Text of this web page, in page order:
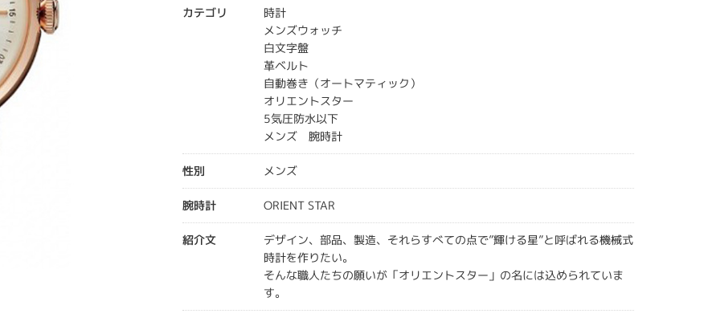
カテゴリ
時計
メンズウォッチ
白文字盤
革ベルト
自動巻き（オートマティック）
オリエントスター
5気圧防水以下
メンズ 腕時計
性別 メンズ
腕時計 ORIENT STAR
紹介文
デザイン、部品、製造、それらすべての点で”輝ける星”と呼ばれる機械式
時計を作りたい。
そんな職人たちの願いが「オリエントスター」の名には込められていま
す。